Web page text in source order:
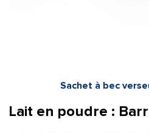
Sachet à bec
Lait en poudre :